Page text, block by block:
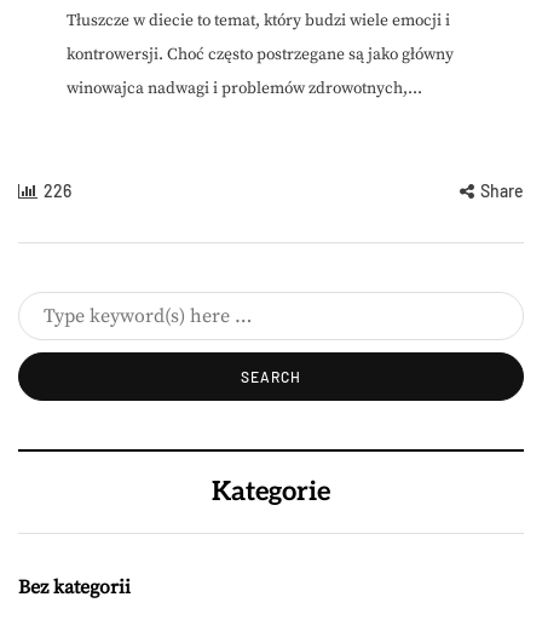
Tłuszcze w diecie to temat, który budzi wiele emocji i
kontrowersji. Choć często postrzegane są jako główny
winowajca nadwagi i problemów zdrowotnych,...
226 Share
Kategorie
Bez kategorii